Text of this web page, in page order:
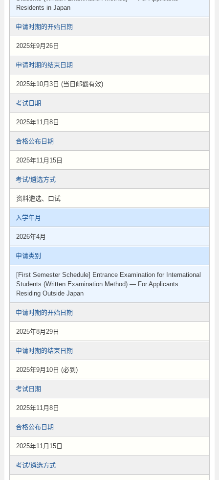
Residents in Japan
申请时期的开始日期
2025年9月26日
申请时期的结束日期
2025年10月3日 (当日邮戳有效)
考试日期
2025年11月8日
合格公布日期
2025年11月15日
考试/遴选方式
资料遴选、口试
入学年月
2026年4月
申请类别
[First Semester Schedule] Entrance Examination for International
Students (Written Examination Method) — For Applicants
Residing Outside Japan
申请时期的开始日期
2025年8月29日
申请时期的结束日期
2025年9月10日 (必到)
考试日期
2025年11月8日
合格公布日期
2025年11月15日
考试/遴选方式